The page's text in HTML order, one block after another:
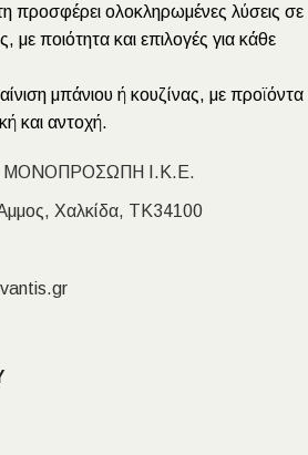
προσφέρει ολοκληρωμένες λύσεις σε
με ποιότητα και επιλογές για κάθε
μπάνιου ή κουζίνας, με προϊόντα
και αντοχή.
ΜΟΝΟΠΡΟΣΩΠΗ Ι.Κ.Ε.
Χαλκίδα, ΤΚ34100